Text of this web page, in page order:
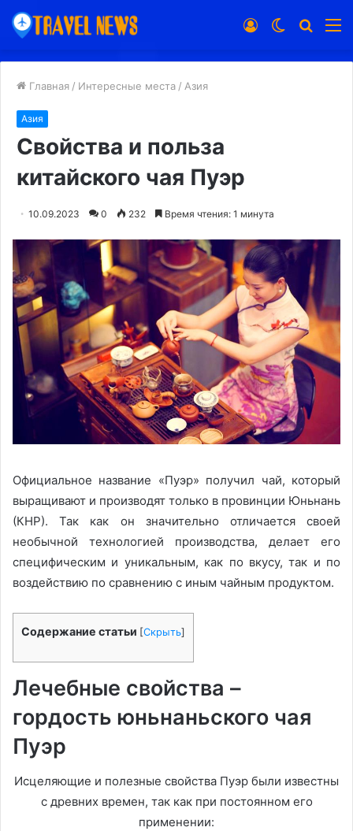
Switch
Войти
Главная / Интересные места / Азия
Азия
Свойства и польза
китайского чая Пуэр
10.09.2023 0 232 Время чтения: 1 минута
Официальное название «Пуэр» получил чай, который
выращивают и производят только в провинции Юньнань
(КНР). Так как он значительно отличается своей
необычной технологией производства, делает его
специфическим и уникальным, как по вкусу, так и по
воздействию по сравнению с иным чайным продуктом.
Содержание статьи [Скрыть]
Лечебные свойства –
гордость юньнаньского чая
Пуэр
Исцеляющие и полезные свойства Пуэр были известны
с древних времен, так как при постоянном его
применении: